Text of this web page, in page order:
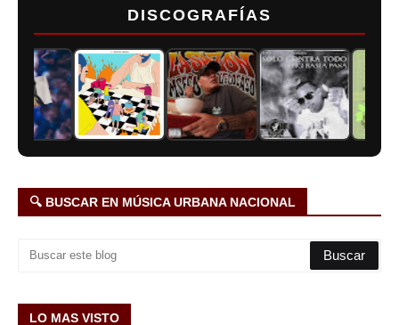
DISCOGRAFÍAS
🔍 BUSCAR EN MÚSICA URBANA NACIONAL
LO MAS VISTO